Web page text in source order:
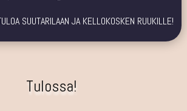
SUUTARILAAN JA KELLOKOSKEN RUUKILLE!
Tulossa!